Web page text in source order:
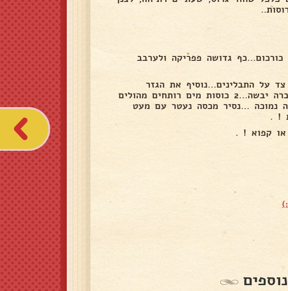
גדושה פפריקה ולערבב
על התבלינים...נוסיף את הגזר
והחומוס ...נוסיף כפית כמון ...כפית כוסברה יבשה...2 כוסות מים רותחים מהולים
...נסיר מכסה נעטר עם מעט
או קפוא ! .